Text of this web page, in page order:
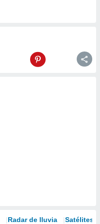
Radar de lluvia Satélites